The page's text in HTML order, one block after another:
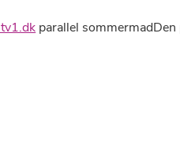
parallel